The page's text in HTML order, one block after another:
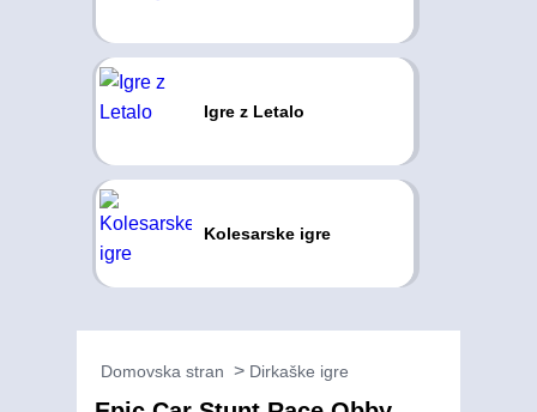
Igre z Letalo
Kolesarske igre
Domovska stran Dirkaške igre